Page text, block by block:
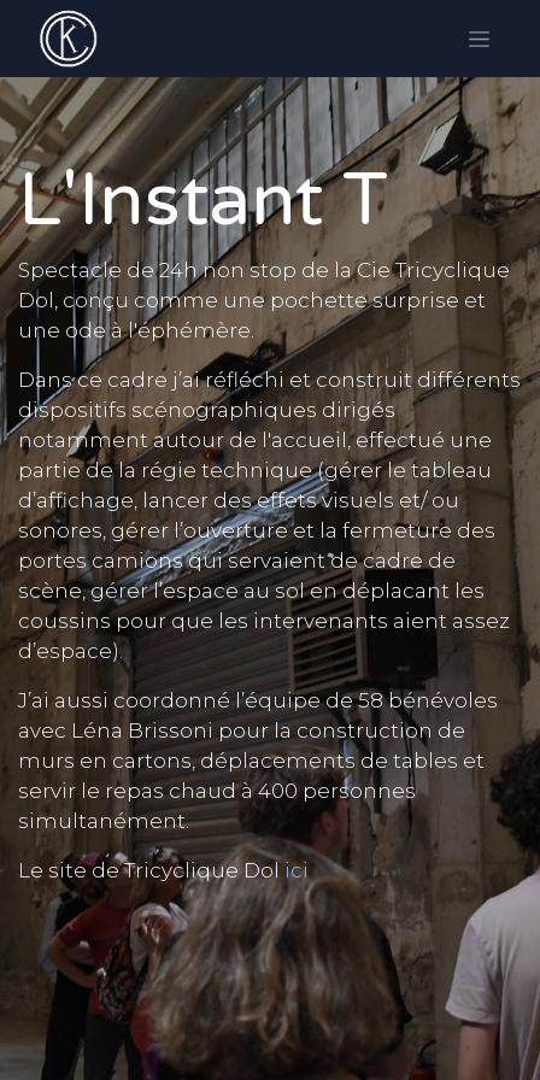
L'Instant T
Spectacle de 24h non stop de la Cie Tricyclique
Dol, conçu comme une pochette surprise et
une ode à l'éphémère.
Dans ce cadre j’ai réfléchi et construit différents
dispositifs scénographiques dirigés
notamment autour de l'accueil, effectué une
partie de la régie technique (gérer le tableau
d’affichage, lancer des effets visuels et/ ou
sonores, gérer l’ouverture et la fermeture des
portes camions qui servaient de cadre de
scène, gérer l’espace au sol en déplacant les
coussins pour que les intervenants aient assez
d’espace).
J’ai aussi coordonné l’équipe de 58 bénévoles
avec Léna Brissoni pour la construction de
murs en cartons, déplacements de tables et
servir le repas chaud à 400 personnes
simultanément.
Le site de Tricyclique Dol ici